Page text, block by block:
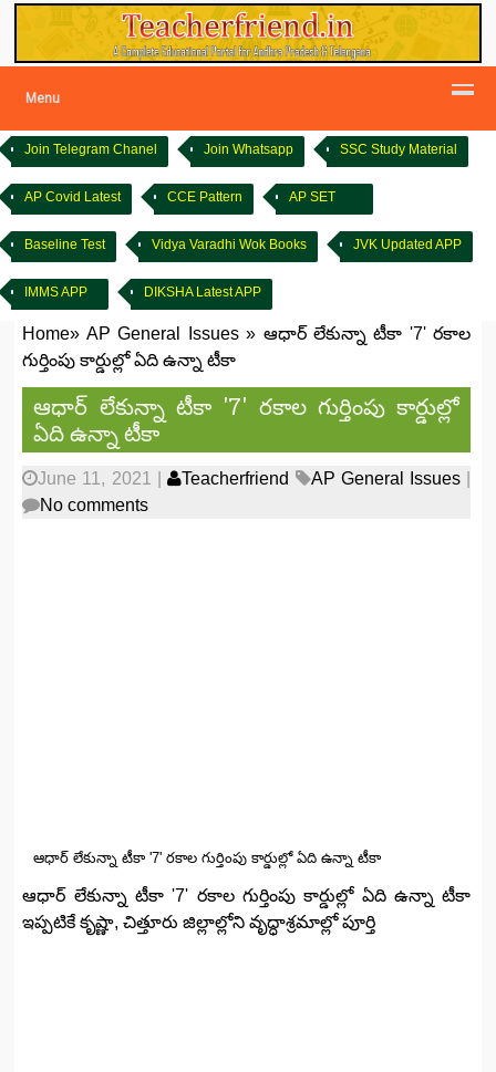
Menu
Join Telegram Chanel Join Whatsapp SSC Study Material
AP Covid Latest CCE Pattern AP SET
Baseline Test Vidya Varadhi Wok Books JVK Updated APP
IMMS APP DIKSHA Latest APP
Home» AP General Issues » ఆధార్‌ లేకున్నా టీకా '7' రకాల
గుర్తింపు కార్డుల్లో ఏది ఉన్నా టీకా
ఆధార్‌ లేకున్నా టీకా '7' రకాల గుర్తింపు కార్డుల్లో
ఏది ఉన్నా టీకా
June 11, 2021 | Teacherfriend AP General Issues
No comments
ఆధార్‌ లేకున్నా టీకా '7' రకాల గుర్తింపు కార్డుల్లో ఏది ఉన్నా టీకా
ఆధార్‌ లేకున్నా టీకా '7' రకాల గుర్తింపు కార్డుల్లో ఏది ఉన్నా టీకా
ఇప్పటికే కృష్ణా, చిత్తూరు జిల్లాల్లోని వృద్ధాశ్రమాల్లో పూర్తి